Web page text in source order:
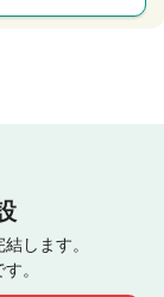
します。
。